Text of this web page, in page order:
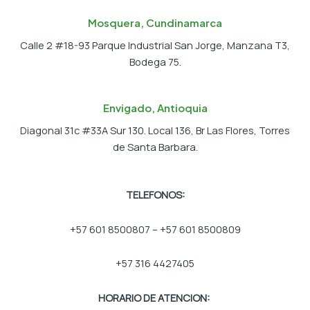
Mosquera, Cundinamarca
Calle 2 #18-93 Parque Industrial San Jorge, Manzana T3,
Bodega 75.
Envigado, Antioquia
Diagonal 31c #33A Sur 130. Local 136, Br Las Flores, Torres
de Santa Barbara.
TELEFONOS:
+57 601 8500807 – +57 601 8500809
+57 316 4427405
HORARIO DE ATENCION: